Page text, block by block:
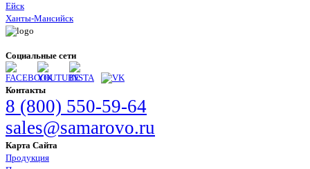
Ейск
Ханты-Мансийск
Социальные сети
Контакты
8 (800) 550-59-64
sales@samarovo.ru
Карта Сайта
Продукция